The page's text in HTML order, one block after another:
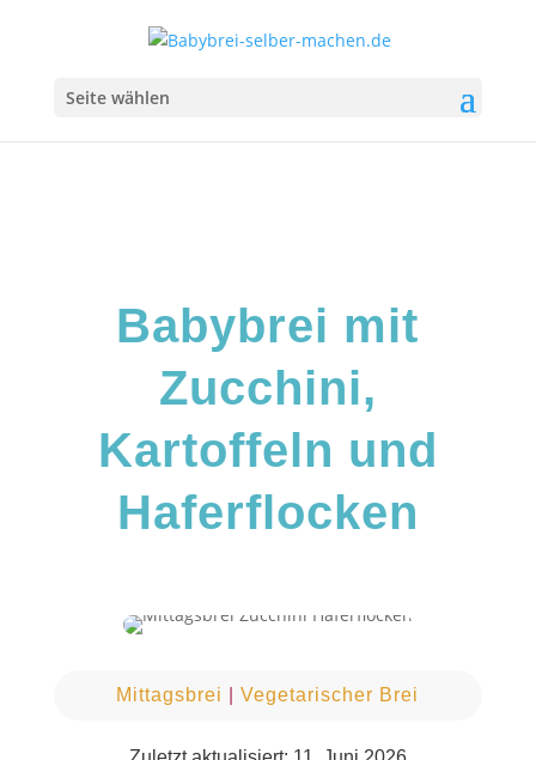
Seite wählen
Babybrei mit
Zucchini,
Kartoffeln und
Haferflocken
Mittagsbrei |Vegetarischer Brei